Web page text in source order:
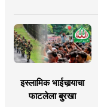
इस्लामिक भाईचार्‍याचा
फाटलेला बुरखा